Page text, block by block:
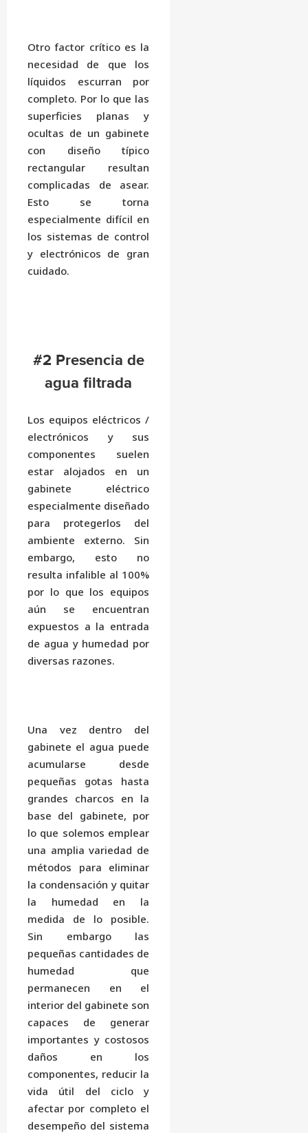
Otro factor crítico es la
necesidad de que los
líquidos escurran por
completo. Por lo que las
superficies planas y
ocultas de un gabinete
con diseño típico
rectangular resultan
complicadas de asear.
Esto se torna
especialmente difícil en
los sistemas de control
y electrónicos de gran
cuidado.
#2 Presencia de
agua filtrada
Los equipos eléctricos /
electrónicos y sus
componentes suelen
estar alojados en un
gabinete eléctrico
especialmente diseñado
para protegerlos del
ambiente externo. Sin
embargo, esto no
resulta infalible al 100%
por lo que los equipos
aún se encuentran
expuestos a la entrada
de agua y humedad por
diversas razones.
Una vez dentro del
gabinete el agua puede
acumularse desde
pequeñas gotas hasta
grandes charcos en la
base del gabinete, por
lo que solemos emplear
una amplia variedad de
métodos para eliminar
la condensación y quitar
la humedad en la
medida de lo posible.
Sin embargo las
pequeñas cantidades de
humedad que
permanecen en el
interior del gabinete son
capaces de generar
importantes y costosos
daños en los
componentes, reducir la
vida útil del ciclo y
afectar por completo el
desempeño del sistema